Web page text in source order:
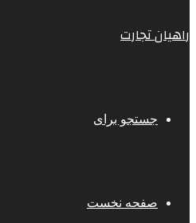
راهیان تجارت
جستجو برای
صفحه نخست